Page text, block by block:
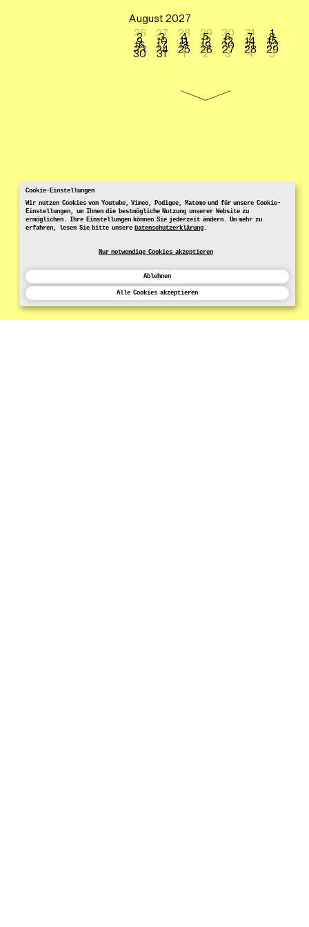
Cookie-Einstellungen
Wir nutzen Cookies von Youtube, Vimeo, Podigee, Matomo und für unsere Cookie-
Einstellungen, um Ihnen die bestmögliche Nutzung unserer Website zu
ermöglichen. Ihre Einstellungen können Sie jederzeit ändern. Um mehr zu
erfahren, lesen Sie bitte unsereDatenschutzerklärung.
Nur notwendige Cookies akzeptieren
Ablehnen
Alle Cookies akzeptieren
August 2027
26
27 28 29 30 31 1
2 3 4 5 6 7 8
9 10 11 12 13 14 15
16 17 18 19 20 21 22
23 24 25 26 27 28 29
30 31 1 2 3 4 5